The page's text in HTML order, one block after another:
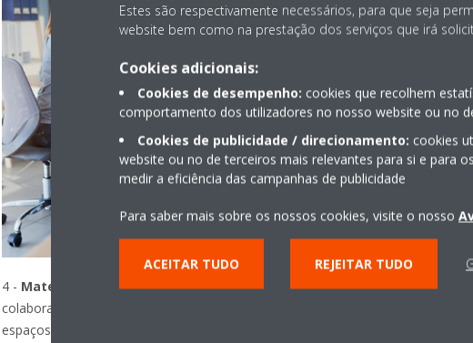
4 - Materiais de protecção e segurança para os colaboradores–
colaboradores se sentissem em segurança (máscaras, viseiras,
espaços físicos de trabalho).
Estes são respectivamente necessários, para que seja
website bem como na prestação dos serviços que irá
Cookies adicionais:
Cookies de desempenho: cookies que recolhem
comportamento dos utilizadores no nosso website ou no
Cookies de publicidade / direcionamento: cookies
website ou no de terceiros mais relevantes para si e para
medir a eficiência das campanhas de publicidade
Para saber mais sobre os nossos cookies, visite o nosso
ACEITAR TUDO REJEITAR TUDO